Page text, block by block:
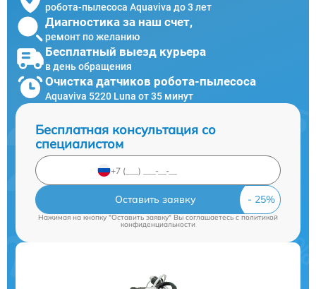
робота-пылесоса Aquaviva до 3 лет
Диагностика за наш счет,
ремонт по желанию
Бесплатный выезд курьера
в день обращения
Очистка датчиков робота-пылесоса
Aquaviva 5220 Luna от 35 минут
Бесплатная консультация со
специалистом
Оставить заявку
Нажимая на кнопку "Оставить заявку" Вы соглашаетесь c политикой
конфиденциальности